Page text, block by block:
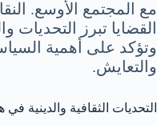
مع المجتمع الأوسع.
القضايا تبرز التحديات
وتؤكد على أهمية
والتعايش.
التحديات الثقافية والدينية في